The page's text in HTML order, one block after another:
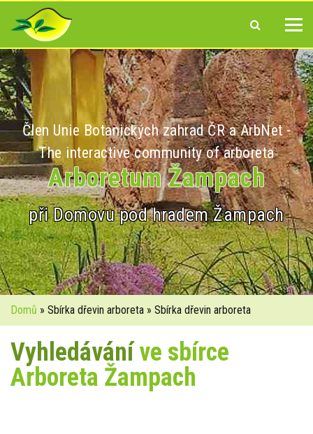
Člen Unie Botanických zahrad ČR a ArbNet -
The interactive community of arboreta
Arboretum Žampach
při Domovu pod hradem Žampach
Domů » Sbírka dřevin arboreta » Sbírka dřevin arboreta
Vyhledáváníve sbírce
Arboreta Žampach